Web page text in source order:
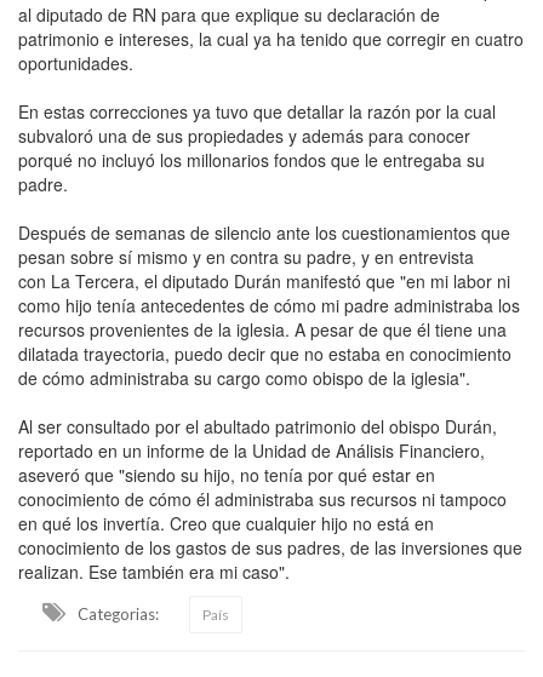
al diputado de RN para que explique su declaración de
patrimonio e intereses, la cual ya ha tenido que corregir en cuatro
oportunidades.
En estas correcciones ya tuvo que detallar la razón por la cual
subvaloró una de sus propiedades y además para conocer
porqué no incluyó los millonarios fondos que le entregaba su
padre.
Después de semanas de silencio ante los cuestionamientos que
pesan sobre sí mismo y en contra su padre, y en entrevista
con La Tercera, el diputado Durán manifestó que "en mi labor ni
como hijo tenía antecedentes de cómo mi padre administraba los
recursos provenientes de la iglesia. A pesar de que él tiene una
dilatada trayectoria, puedo decir que no estaba en conocimiento
de cómo administraba su cargo como obispo de la iglesia".
Al ser consultado por el abultado patrimonio del obispo Durán,
reportado en un informe de la Unidad de Análisis Financiero,
aseveró que "siendo su hijo, no tenía por qué estar en
conocimiento de cómo él administraba sus recursos ni tampoco
en qué los invertía. Creo que cualquier hijo no está en
conocimiento de los gastos de sus padres, de las inversiones que
realizan. Ese también era mi caso".
Categorias: País